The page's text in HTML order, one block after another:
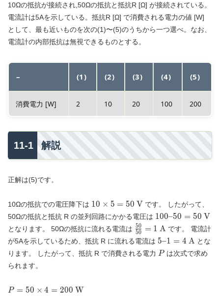
10Ωの抵抗が接続され,50Ωの抵抗と抵抗R [Ω] が接続されている。
電流計は5Aを示している。抵抗R [Ω] で消費される電力の値 [W]
として、最も近いものを次の(1)〜(5)のうちから一つ選べ。なお、
電流計の内部抵抗は無視できるものとする。
– (1) (2) (3) (4) (5)
消費電力 [W] 2 10 20 100 200
解説
正解は(5)です。
10Ωの抵抗での電圧降下は 10
\times
5 = 50
\text{
V}
10 × 5 = 50 V です。 したがって、
50Ωの抵抗と抵抗 R の並列回路にかかる電圧は 100 –
50 =
50
\text{
V}
100–50 = 50 V
となります。 50Ωの抵抗に流れる電流は \frac{50}
{50} = 1
\text{
A}
50
50 = 1 A です。 電流計
が5Aを示しているため、抵抗 R に流れる電流は 5 – 1
= 4
\text{
5–1 = 4 A とな
ります。 したがって、抵抗 R で消費される電力 P
P は次式で求め
られます。
P =
P = 50 × 4 = 200 W